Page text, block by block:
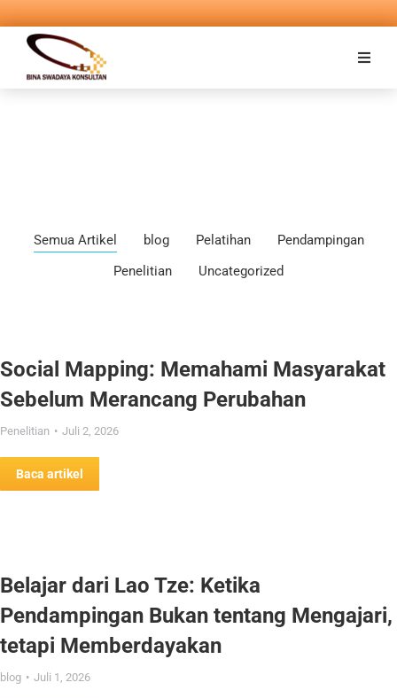
Semua Artikel blog Pelatihan
Pendampingan
Penelitian
Uncategorized
Social Mapping: Memahami Masyarakat
Sebelum Merancang Perubahan
Penelitian Juli 2, 2026
Baca artikel
Belajar dari Lao Tze: Ketika
Pendampingan Bukan tentang Mengajari,
tetapi Memberdayakan
blog Juli 1, 2026